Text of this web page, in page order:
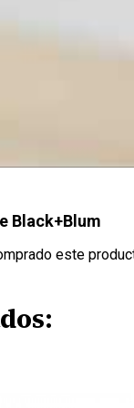
Black+Blum
este